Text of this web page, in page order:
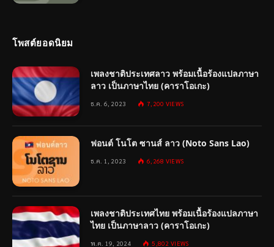
โพสต์ยอดนิยม
เพลงชาติประเทศลาว พร้อมเนื้อร้องแปลภาษา
ลาว เป็นภาษาไทย (คาราโอเกะ)
ธ.ค. 6, 2023 7,200 VIEWS
ฟอนต์ โนโต ซานส์ ลาว (Noto Sans Lao)
ธ.ค. 1, 2023 6,268 VIEWS
เพลงชาติประเทศไทย พร้อมเนื้อร้องแปลภาษา
ไทย เป็นภาษาลาว (คาราโอเกะ)
พ.ค. 19, 2024 5,802VIEWS